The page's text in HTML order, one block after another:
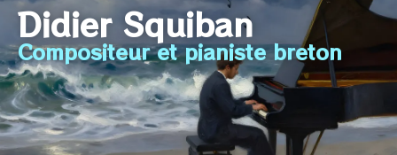
Didier Squiban
Compositeur et pianiste breton